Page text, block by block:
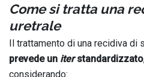
Come si tratta una
uretrale
Il trattamento di una recidiva di
prevede un iterstandardizzato
considerando: